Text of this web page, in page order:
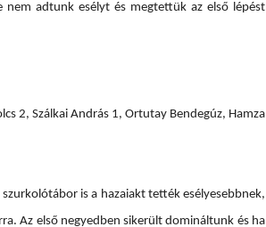
adtunk esélyt és megtettük az első lépést
2, Szálkai András 1, Ortutay Bendegúz, Hamza
is a hazaiakt tették esélyesebbnek,
Az első negyedben sikerült domináltunk és ha